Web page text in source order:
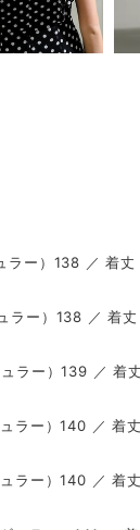
ー）138 ／ 着丈
ー）138 ／ 着丈
ラー）139 ／ 着
ラー）140 ／ 着
ラー）140 ／ 着